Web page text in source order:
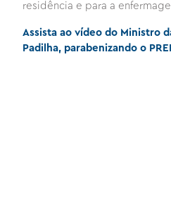
residência e para a
Assista ao vídeo do Ministro
Padilha, parabenizando o